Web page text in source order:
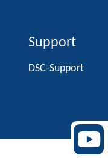
Support
DSC-Support